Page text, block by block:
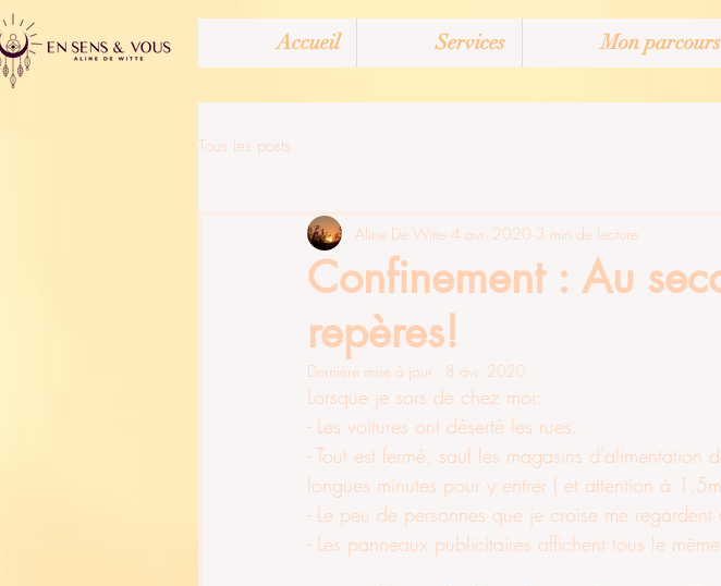
Accueil Services Mon parcours
Tous les posts
Confinement : Au
repères!
Aline De Witte 4 avr. 2020 3 min de lecture
Dernière mise à jour : 8 avr. 2020
Lorsque je sors de chez moi:
- Les voitures ont déserté les rues.
- Tout est fermé, sauf les magasins
longues minutes pour y entrer ( et attention à
- Le peu de personnes que je croise me
- Les panneaux publicitaires affichent tous le